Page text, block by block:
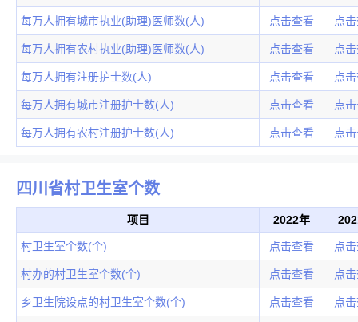
每万人拥有城市执业(助理)医师数(人) 点击查看 点
每万人拥有农村执业(助理)医师数(人) 点击查看 点
每万人拥有注册护士数(人) 点击查看 点
每万人拥有城市注册护士数(人) 点击查看 点
每万人拥有农村注册护士数(人) 点击查看 点
四川省村卫生室个数
项目 2022年
村卫生室个数(个) 点击查看 点
村办的村卫生室个数(个) 点击查看 点
乡卫生院设点的村卫生室个数(个) 点击查看 点